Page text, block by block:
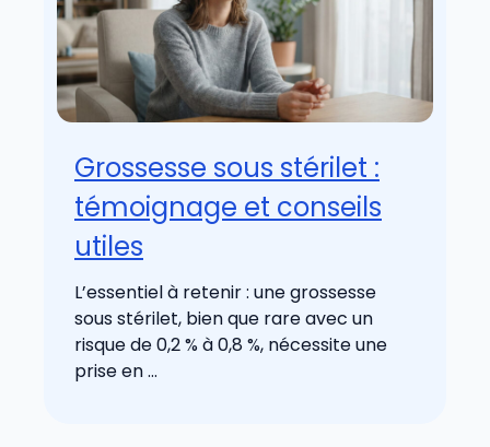
Grossesse sous stérilet :
témoignage et conseils
utiles
L’essentiel à retenir : une grossesse
sous stérilet, bien que rare avec un
risque de 0,2 % à 0,8 %, nécessite une
prise en ...